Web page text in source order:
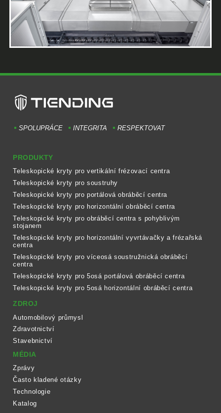
SPOLUPRÁCE INTEGRITA RESPEKTOVAT
PRODUKTY
Teleskopické kryty pro vertikální frézovací centra
Teleskopické kryty pro soustruhy
Teleskopické kryty pro portálová obráběcí centra
Teleskopické kryty pro horizontální obráběcí centra
Teleskopické kryty pro obráběcí centra s pohyblivým
stojanem
Teleskopické kryty pro horizontální vyvrtávačky a frézařská
centra
Teleskopické kryty pro víceosá soustružnická obráběcí
centra
Teleskopické kryty pro 5osá portálová obráběcí centra
Teleskopické kryty pro 5osá horizontální obráběcí centra
ZDROJ
Automobilový průmysl
Zdravotnictví
Stavebnictví
MÉDIA
Zprávy
Často kladené otázky
Technologie
Katalog